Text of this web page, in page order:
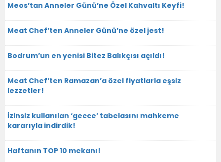
Meos’tan Anneler Günü’ne Özel Kahvaltı Keyfi!
Meat Chef’ten Anneler Günü’ne özel jest!
Bodrum’un en yenisi Bitez Balıkçısı açıldı!
Meat Chef’ten Ramazan’a özel fiyatlarla eşsiz
lezzetler!
İzinsiz kullanılan ‘gecce’ tabelasını mahkeme
kararıyla indirdik!
Haftanın TOP 10 mekanı!